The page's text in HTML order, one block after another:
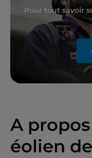
Pour tout savoir
A
éolien